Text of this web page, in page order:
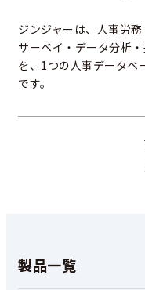
ジンジャーは、人事労
サーベイ・データ分析
を、1つの人事データベ
です。
製品一覧